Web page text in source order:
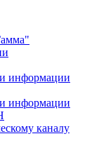
информации
информации
каналу